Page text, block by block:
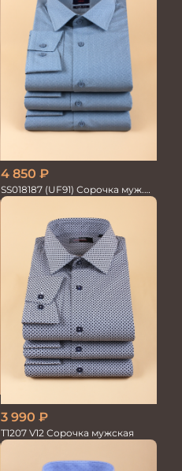
4 850 ₽
SS018187 (UF91) Сорочка муж.
GROSTYLE TRENDY
3 990 ₽
T1207 V12 Сорочка мужская